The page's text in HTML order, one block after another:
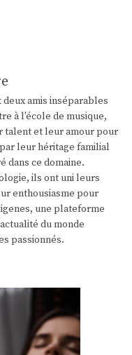
amis inséparables
à l'école de musique,
talent et leur amour pour
leur héritage familial
dans ce domaine.
ils ont uni leurs
enthousiasme pour
une plateforme
du monde
passionnés.